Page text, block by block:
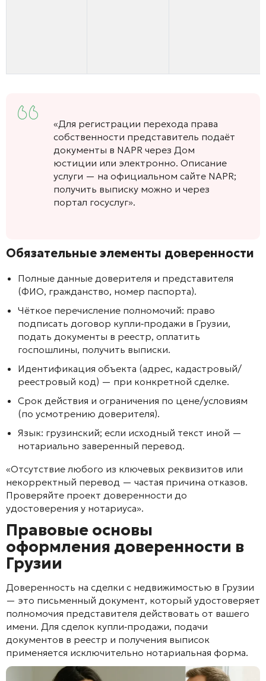
«Для регистрации перехода права
собственности представитель подаёт
документы в NAPR через Дом
юстиции или электронно. Описание
услуги — на официальном сайте NAPR;
получить выписку можно и через
портал госуслуг».
Обязательные элементы доверенности
Полные данные доверителя и представителя
(ФИО, гражданство, номер паспорта).
Чёткое перечисление полномочий: право
подписать договор купли‑продажи в Грузии,
подать документы в реестр, оплатить
госпошлины, получить выписки.
Идентификация объекта (адрес, кадастровый/
реестровый код) — при конкретной сделке.
Срок действия и ограничения по цене/условиям
(по усмотрению доверителя).
Язык: грузинский; если исходный текст иной —
нотариально заверенный перевод.
«Отсутствие любого из ключевых реквизитов или
некорректный перевод — частая причина отказов.
Проверяйте проект доверенности до
удостоверения у нотариуса».
Правовые основы
оформления доверенности в
Грузии
Доверенность на сделки с недвижимостью в Грузии
— это письменный документ, который удостоверяет
полномочия представителя действовать от вашего
имени. Для сделок купли‑продажи, подачи
документов в реестр и получения выписок
применяется исключительно нотариальная форма.